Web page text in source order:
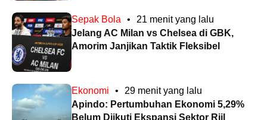
Sepak Bola •
21 menit yang lalu
Jelang AC Milan vs Chelsea di GBK,
Amorim Janjikan Taktik Fleksibel
Ekonomi •
29 menit yang lalu
Apindo: Pertumbuhan Ekonomi 5,29%
Belum Diikuti Ekspansi Sektor Riil